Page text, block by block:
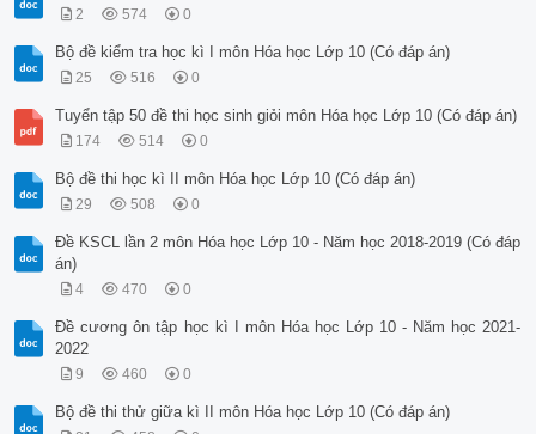
2 574 0
Bộ đề kiểm tra học kì I môn Hóa học Lớp 10 (Có đáp án)
25 516 0
Tuyển tập 50 đề thi học sinh giỏi môn Hóa học Lớp 10 (Có đáp án)
174 514 0
Bộ đề thi học kì II môn Hóa học Lớp 10 (Có đáp án)
29 508 0
Đề KSCL lần 2 môn Hóa học Lớp 10 - Năm học 2018-2019 (Có đáp
án)
4 470 0
Đề cương ôn tập học kì I môn Hóa học Lớp 10 - Năm học 2021-
2022
9 460 0
Bộ đề thi thử giữa kì II môn Hóa học Lớp 10 (Có đáp án)